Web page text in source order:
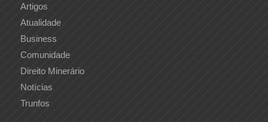
Artigos
Atualidade
Business
Comunidade
Direito Minerário
Notícias
Trunfos